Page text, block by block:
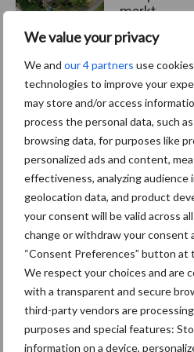
We value your privacy
We and our 4 partners use
technologies to improve your
may store and/or access
process the personal data, such
browsing data, for purposes like
personalized ads and content,
effectiveness, analyzing
geolocation data, and product
your consent will be valid across
change or withdraw your consent
“Consent Preferences” button
We respect your choices and are
with a transparent and secure
third-party vendors are
purposes and special features:
information on a device,
markt
Themapagina's
Diergezondheid
Bedrijfsnieuws
Toon